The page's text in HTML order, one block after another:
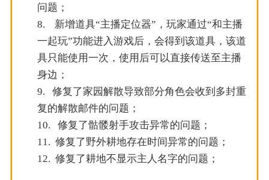
问题；
8. 新增道具“主播定位器”，玩家通过“和主播
一起玩”功能进入游戏后，会得到该道具，该道
具只能使用一次，使用后可以直接传送至主播
身边；
9.
修复了家园解散导致部分角色会收到多封重
复的解散邮件的问题；
10.
修复了骷髅射手攻击异常的问题；
11. 修复了野外耕地存在时间异常的问题；
12. 修复了耕地不显示主人名字的问题；